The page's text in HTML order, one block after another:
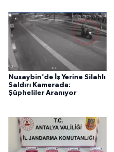
Nusaybin'de İş Yerine Silahlı
Saldırı Kamerada:
Şüpheliler Aranıyor